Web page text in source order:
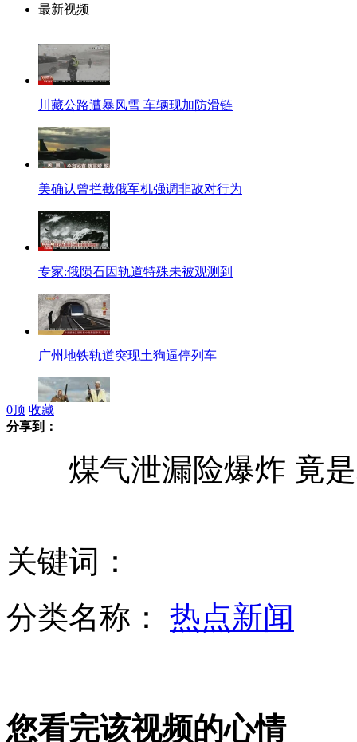
最新视频
川藏公路遭暴风雪 车辆现加防滑链
美确认曾拦截俄军机强调非敌对行为
专家:俄陨石因轨道特殊未被观测到
广州地铁轨道突现土狗逼停列车
南京金陵船厂将承建泰坦尼克2号
0顶 收藏
分享到：
煤气泄漏险爆炸 竟是
关键词：
分类名称： 热点新闻
您看完该视频的心情